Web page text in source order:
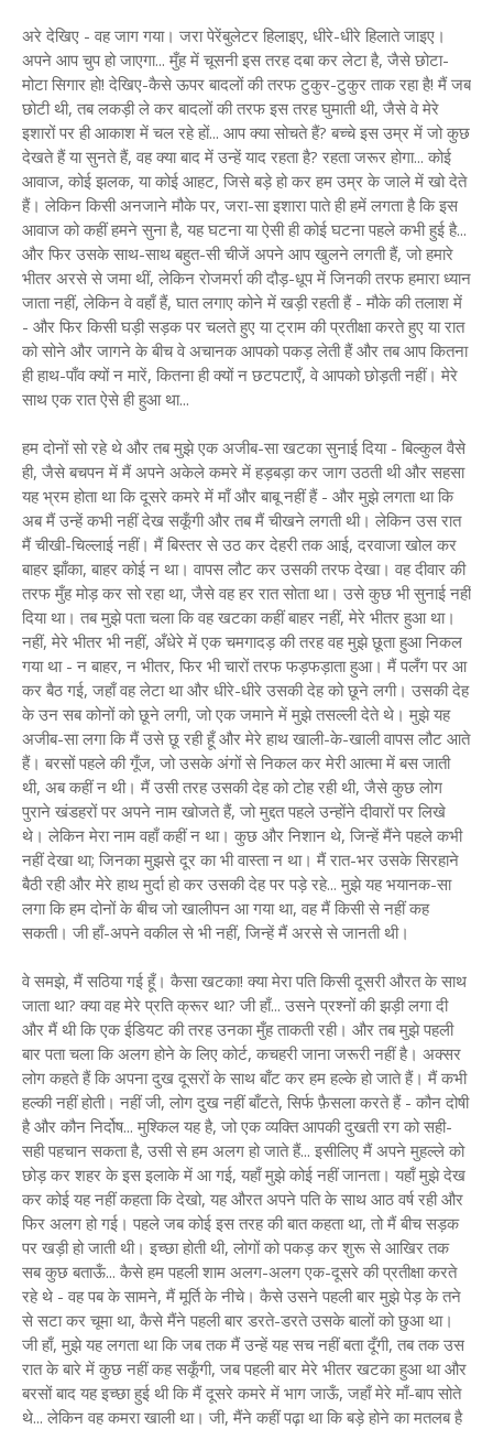
अरे देखिए - वह जाग गया। जरा पेरेंबुलेटर हिलाइए, धीरे-धीरे हिलाते जाइए।
अपने आप चुप हो जाएगा... मुँह में चूसनी इस तरह दबा कर लेटा है, जैसे छोटा-
मोटा सिगार हो! देखिए-कैसे ऊपर बादलों की तरफ टुकुर-टुकुर ताक रहा है! मैं जब
छोटी थी, तब लकड़ी ले कर बादलों की तरफ इस तरह घुमाती थी, जैसे वे मेरे
इशारों पर ही आकाश में चल रहे हों... आप क्या सोचते हैं? बच्चे इस उम्र में जो कुछ
देखते हैं या सुनते हैं, वह क्या बाद में उन्हें याद रहता है? रहता जरूर होगा... कोई
आवाज, कोई झलक, या कोई आहट, जिसे बड़े हो कर हम उम्र के जाले में खो देते
हैं। लेकिन किसी अनजाने मौके पर, जरा-सा इशारा पाते ही हमें लगता है कि इस
आवाज को कहीं हमने सुना है, यह घटना या ऐसी ही कोई घटना पहले कभी हुई है...
और फिर उसके साथ-साथ बहुत-सी चीजें अपने आप खुलने लगती हैं, जो हमारे
भीतर अरसे से जमा थीं, लेकिन रोजमर्रा की दौड़-धूप में जिनकी तरफ हमारा ध्यान
जाता नहीं, लेकिन वे वहाँ हैं, घात लगाए कोने में खड़ी रहती हैं - मौके की तलाश में
- और फिर किसी घड़ी सड़क पर चलते हुए या ट्राम की प्रतीक्षा करते हुए या रात
को सोने और जागने के बीच वे अचानक आपको पकड़ लेती हैं और तब आप कितना
ही हाथ-पाँव क्यों न मारें, कितना ही क्यों न छटपटाएँ, वे आपको छोड़ती नहीं। मेरे
साथ एक रात ऐसे ही हुआ था...
हम दोनों सो रहे थे और तब मुझे एक अजीब-सा खटका सुनाई दिया - बिल्कुल वैसे
ही, जैसे बचपन में मैं अपने अकेले कमरे में हड़बड़ा कर जाग उठती थी और सहसा
यह भ्रम होता था कि दूसरे कमरे में माँ और बाबू नहीं हैं - और मुझे लगता था कि
अब मैं उन्हें कभी नहीं देख सकूँगी और तब मैं चीखने लगती थी। लेकिन उस रात
मैं चीखी-चिल्लाई नहीं। मैं बिस्तर से उठ कर देहरी तक आई, दरवाजा खोल कर
बाहर झाँका, बाहर कोई न था। वापस लौट कर उसकी तरफ देखा। वह दीवार की
तरफ मुँह मोड़ कर सो रहा था, जैसे वह हर रात सोता था। उसे कुछ भी सुनाई नहीं
दिया था। तब मुझे पता चला कि वह खटका कहीं बाहर नहीं, मेरे भीतर हुआ था।
नहीं, मेरे भीतर भी नहीं, अँधेरे में एक चमगादड़ की तरह वह मुझे छूता हुआ निकल
गया था - न बाहर, न भीतर, फिर भी चारों तरफ फड़फड़ाता हुआ। मैं पलँग पर आ
कर बैठ गई, जहाँ वह लेटा था और धीरे-धीरे उसकी देह को छूने लगी। उसकी देह
के उन सब कोनों को छूने लगी, जो एक जमाने में मुझे तसल्ली देते थे। मुझे यह
अजीब-सा लगा कि मैं उसे छू रही हूँ और मेरे हाथ खाली-के-खाली वापस लौट आते
हैं। बरसों पहले की गूँज, जो उसके अंगों से निकल कर मेरी आत्मा में बस जाती
थी, अब कहीं न थी। मैं उसी तरह उसकी देह को टोह रही थी, जैसे कुछ लोग
पुराने खंडहरों पर अपने नाम खोजते हैं, जो मुद्दत पहले उन्होंने दीवारों पर लिखे
थे। लेकिन मेरा नाम वहाँ कहीं न था। कुछ और निशान थे, जिन्हें मैंने पहले कभी
नहीं देखा था; जिनका मुझसे दूर का भी वास्ता न था। मैं रात-भर उसके सिरहाने
बैठी रही और मेरे हाथ मुर्दा हो कर उसकी देह पर पड़े रहे... मुझे यह भयानक-सा
लगा कि हम दोनों के बीच जो खालीपन आ गया था, वह मैं किसी से नहीं कह
सकती। जी हाँ-अपने वकील से भी नहीं, जिन्हें मैं अरसे से जानती थी।
वे समझे, मैं सठिया गई हूँ। कैसा खटका! क्या मेरा पति किसी दूसरी औरत के साथ
जाता था? क्या वह मेरे प्रति क्रूर था? जी हाँ... उसने प्रश्नों की झड़ी लगा दी
और मैं थी कि एक ईडियट की तरह उनका मुँह ताकती रही। और तब मुझे पहली
बार पता चला कि अलग होने के लिए कोर्ट, कचहरी जाना जरूरी नहीं है। अक्सर
लोग कहते हैं कि अपना दुख दूसरों के साथ बाँट कर हम हल्के हो जाते हैं। मैं कभी
हल्की नहीं होती। नहीं जी, लोग दुख नहीं बाँटते, सिर्फ फ़ैसला करते हैं - कौन दोषी
है और कौन निर्दोष... मुश्किल यह है, जो एक व्यक्ति आपकी दुखती रग को सही-
सही पहचान सकता है, उसी से हम अलग हो जाते हैं... इसीलिए मैं अपने मुहल्ले को
छोड़ कर शहर के इस इलाके में आ गई, यहाँ मुझे कोई नहीं जानता। यहाँ मुझे देख
कर कोई यह नहीं कहता कि देखो, यह औरत अपने पति के साथ आठ वर्ष रही और
फिर अलग हो गई। पहले जब कोई इस तरह की बात कहता था, तो मैं बीच सड़क
पर खड़ी हो जाती थी। इच्छा होती थी, लोगों को पकड़ कर शुरू से आखिर तक
सब कुछ बताऊँ... कैसे हम पहली शाम अलग-अलग एक-दूसरे की प्रतीक्षा करते
रहे थे - वह पब के सामने, मैं मूर्ति के नीचे। कैसे उसने पहली बार मुझे पेड़ के तने
से सटा कर चूमा था, कैसे मैंने पहली बार डरते-डरते उसके बालों को छुआ था।
जी हाँ, मुझे यह लगता था कि जब तक मैं उन्हें यह सच नहीं बता दूँगी, तब तक उस
रात के बारे में कुछ नहीं कह सकूँगी, जब पहली बार मेरे भीतर खटका हुआ था और
बरसों बाद यह इच्छा हुई थी कि मैं दूसरे कमरे में भाग जाऊँ, जहाँ मेरे माँ-बाप सोते
थे... लेकिन वह कमरा खाली था। जी, मैंने कहीं पढ़ा था कि बड़े होने का मतलब है